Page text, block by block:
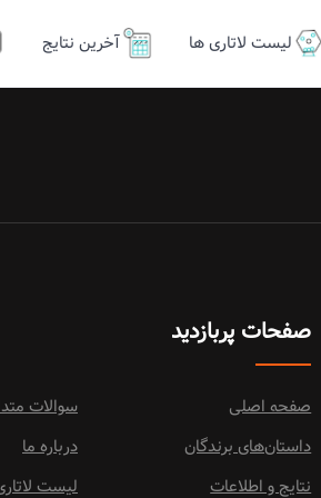
آخرین نتایج لیست لاتاری ها
صفحات پربازدید
سوالات
صفحه اصلی
درباره ما
داستان‌های برندگان
لیست
نتایج و اطلاعات